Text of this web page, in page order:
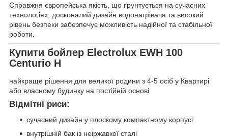
Справжня європейська якість, що ґрунтується на сучасних
технологіях, досконалий дизайн водонагрівача та високий
рівень безпеки забезпечує можливість надійної та стабільної
роботи.
Купити бойлер Electrolux EWH 100
Centurio H
найкраще рішення для великої родини з 4-5 осіб у Квартирі
або власному будинку на постійній основі
Відмітні риси:
сучасний дизайн у плоскому компактному корпусі
внутрішній бак із неіржавкої сталі